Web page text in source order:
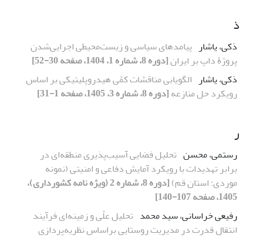
ذ
ذکی، یاشار پیامدهای سیاسی و زیست‌محیطی اجرایی‌شدن
پروژۀ داپ بر ایران[دوره 8، شماره 1، 1404، صفحه 30-52]
ذکی، یاشار الگویابی مناقشات کمّی هیدروپلیتیکی بر اساس
رویکرد حل منازعه[دوره 8، شماره 3، 1405، صفحه 1-31]
ر
رستمی، محسن تحلیل فضایی آسیب‌پذیری منطقه‌ای در
برابر تهدیدات با رویکرد آمایش دفاعی و امنیتی (نمونه
موردی: استان قم)
[دوره 8، شماره 2 (ویژه نامه کشورداری)،
1405، صفحه 107-140]
رفیعی خراسانی، سید محمد تحلیل علّی و زمینه‌ای فرآیند
انتقال قدرت در مدیریت روستایی براساس نظریه‌پردازی